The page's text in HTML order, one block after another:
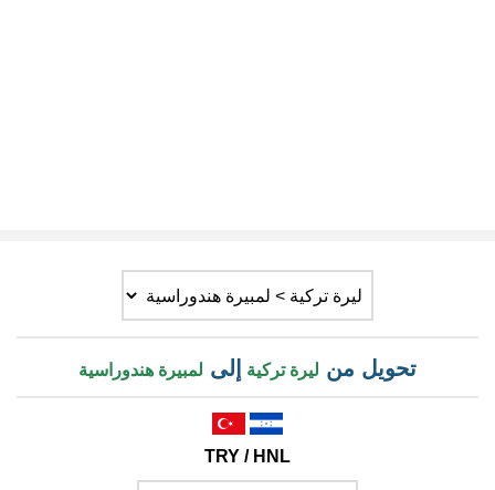
تحويل من ليرة تركية إلى لمبيرة هندوراسية
TRY / HNL